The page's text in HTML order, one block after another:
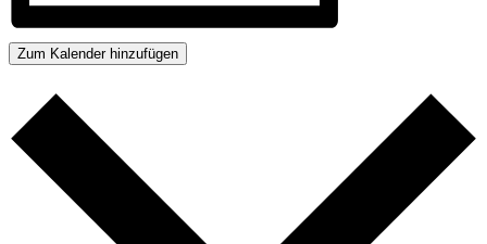
Zum Kalender hinzufügen